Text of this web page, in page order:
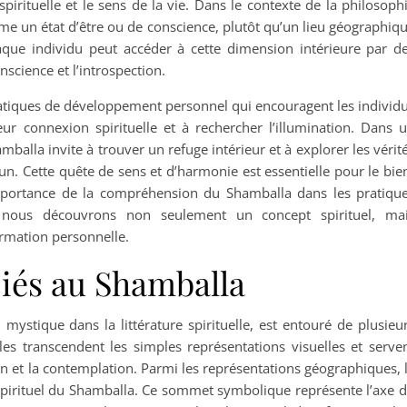
et le sens de la vie. Dans le contexte de la
un état d’être ou de conscience, plutôt qu’un lieu
individu peut accéder à cette dimension intérieure par
et l’introspection.
de développement personnel qui encouragent les
connexion spirituelle et à rechercher l’illumination. Dans
invite à trouver un refuge intérieur et à explorer les
Cette quête de sens et d’harmonie est essentielle pour le
de la compréhension du Shamballa dans les
découvrons non seulement un concept spirituel,
personnelle.
au Shamballa
dans la littérature spirituelle, est entouré de
transcendent les simples représentations visuelles et
la contemplation. Parmi les représentations géographiques,
du Shamballa. Ce sommet symbolique représente l’axe